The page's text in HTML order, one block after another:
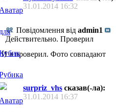
31.01.2014 16:32
Повідомлення від admin1
Действительно. Проверил
И я проверил. Фото совпадают
surpriz_vhs сказав(-ла):
31.01.2014 16:37